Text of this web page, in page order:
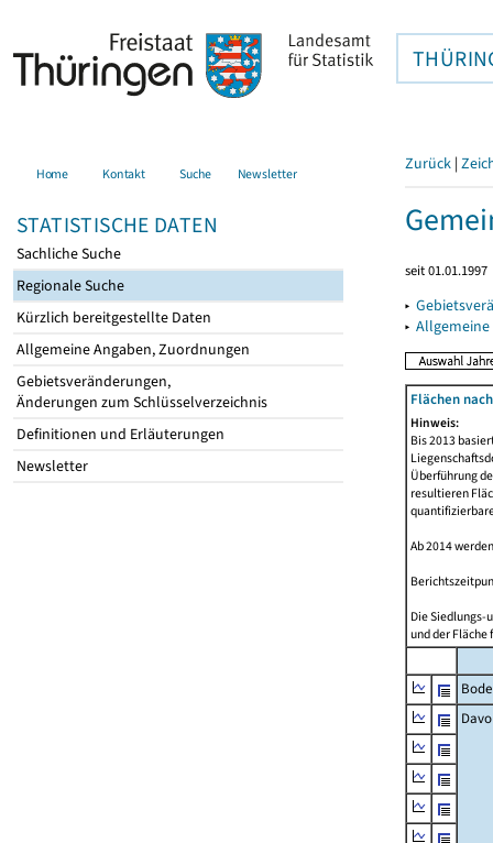
Home Kontakt Suche Newsletter
STATISTISCHE DATEN
Sachliche Suche
Regionale Suche
Kürzlich bereitgestellte Daten
Allgemeine Angaben, Zuordnungen
Gebietsveränderungen,
Änderungen zum Schlüsselverzeichnis
Definitionen und Erläuterungen
Newsletter
Zurück |
seit 01.01.1997
▸
▸
Flächen
Hinweis:
Bis 2013
Überführung
resultieren
Ab 2014
Die Siedlungs-
und der Fläche